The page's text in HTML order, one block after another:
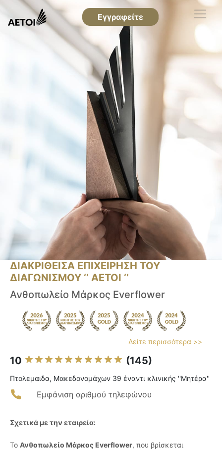
Εγγραφείτε
ΔΙΑΚΡΙΘΕΙΣΑ ΕΠΙΧΕΙΡΗΣΗ ΤΟΥ
ΔΙΑΓΩΝΙΣΜΟΥ ‘’ ΑΕΤΟΙ ‘’
Ανθοπωλείο Μάρκος Everflower
Δείτε περισσότερα >>
10 (145)
Πτολεμαιδα, Μακεδονομάχων 39 έναντι κλινικής ''Μητέρα''
Εμφάνιση αριθμού τηλεφώνου
Σχετικά με την εταιρεία:
Το Ανθοπωλείο Μάρκος Everflower, που βρίσκεται